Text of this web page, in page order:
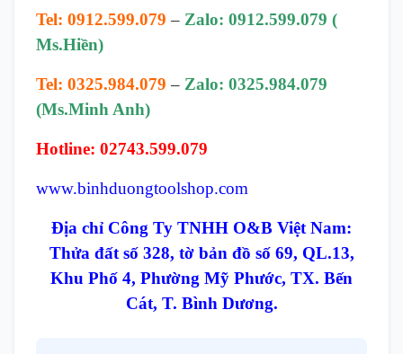
Tel: 0912.599.079– Zalo: 0912.599.079 (
Ms.Hiền)
Tel: 0325.984.079 – Zalo: 0325.984.079
(Ms.Minh Anh)
Hotline: 02743.599.079
www.binhduongtoolshop.com
Địa chỉ Công Ty TNHH O&B Việt Nam:
Thửa đất số 328, tờ bản đồ số 69, QL.13,
Khu Phố 4, Phường Mỹ Phước, TX. Bến
Cát, T. Bình Dương.